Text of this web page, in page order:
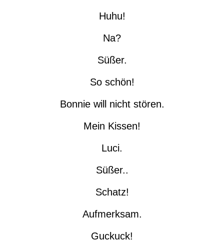
Huhu!
Na?
Süßer.
So schön!
Bonnie will nicht stören.
Mein Kissen!
Luci.
Süßer..
Schatz!
Aufmerksam.
Guckuck!